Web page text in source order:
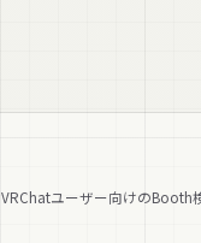
VRChatユーザー向けのBooth